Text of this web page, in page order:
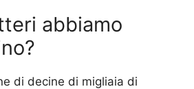
abbiamo
di decine di migliaia di